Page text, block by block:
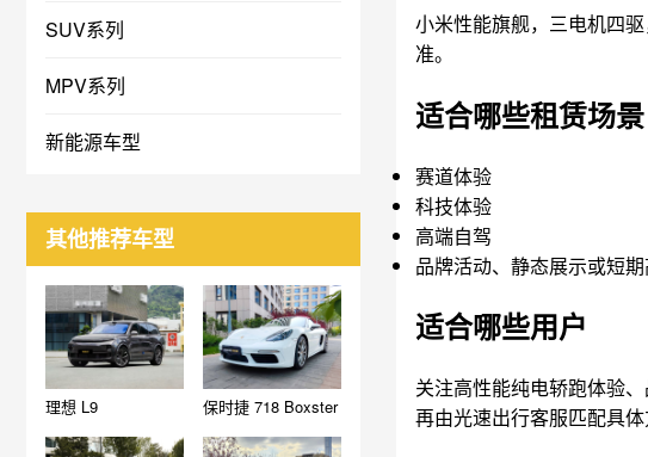
SUV系列
MPV系列
新能源车型
其他推荐车型
理想 L9 保时捷 718 Boxster
小米性能旗舰，三电机四
准。
适合哪些租赁场景
赛道体验
科技体验
高端自驾
品牌活动、静态展示或短
适合哪些用户
关注高性能纯电轿跑体验
再由光速出行客服匹配具体